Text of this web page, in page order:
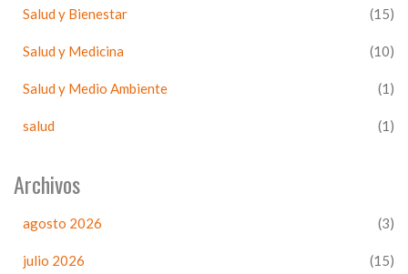
Salud y Bienestar (15)
Salud y Medicina (10)
Salud y Medio Ambiente (1)
salud (1)
Archivos
agosto 2026 (3)
julio 2026 (15)